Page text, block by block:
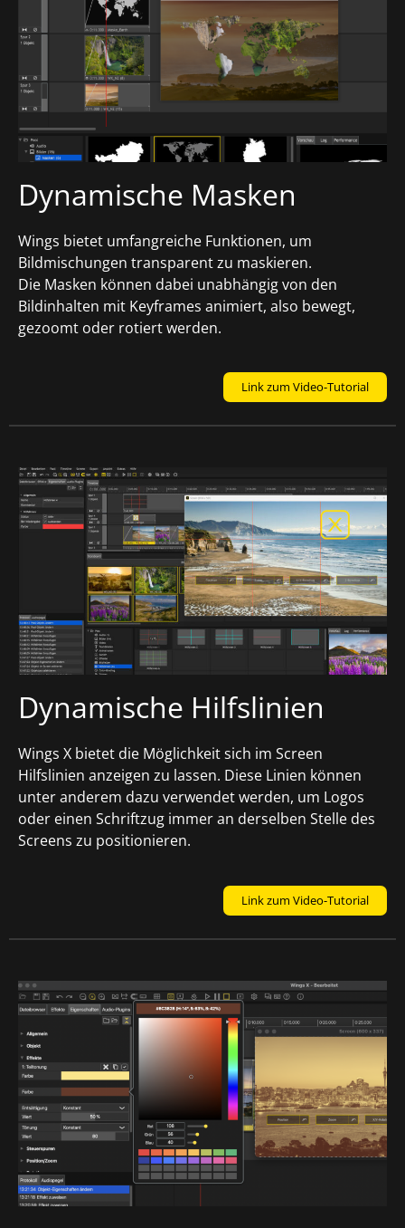
Dynamische Masken
Wings bietet umfangreiche Funktionen, um
Bildmischungen transparent zu maskieren.
Die Masken können dabei unabhängig von den
Bildinhalten mit Keyframes animiert, also bewegt,
gezoomt oder rotiert werden.
Link zum Video-Tutorial
Dynamische Hilfslinien
Wings X bietet die Möglichkeit sich im Screen
Hilfslinien anzeigen zu lassen. Diese Linien können
unter anderem dazu verwendet werden, um Logos
oder einen Schriftzug immer an derselben Stelle des
Screens zu positionieren.
Link zum Video-Tutorial